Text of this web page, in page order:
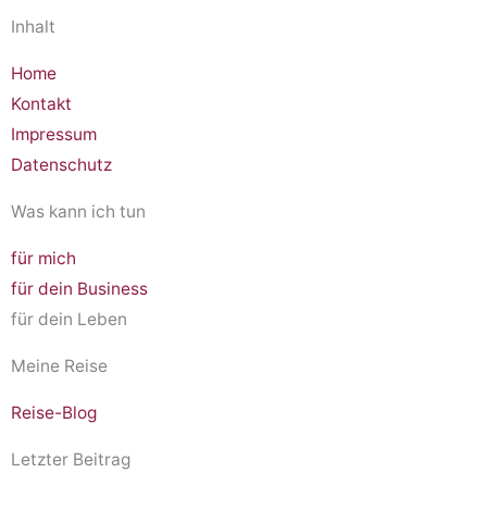
k
e
d
i
n
p
Inhalt
Home
Kontakt
Impressum
Datenschutz
Was kann ich tun
für mich
für dein Business
für dein Leben
Meine Reise
Reise-Blog
Letzter Beitrag